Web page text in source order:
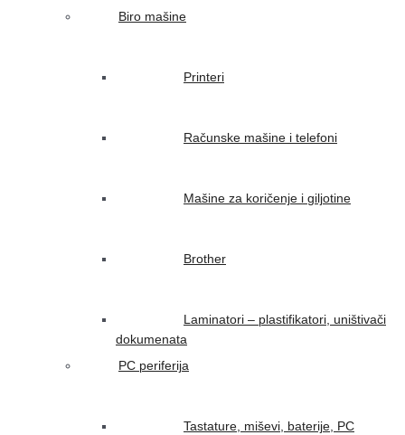
Biro mašine
Printeri
Računske mašine i telefoni
Mašine za koričenje i giljotine
Brother
Laminatori – plastifikatori, uništivači
dokumenata
PC periferija
Tastature, miševi, baterije, PC